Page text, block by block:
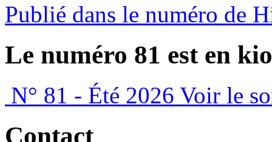
Publié dans le numéro de
Le numéro 81 est en
N° 81 - Été 2026 Voir le
Contact